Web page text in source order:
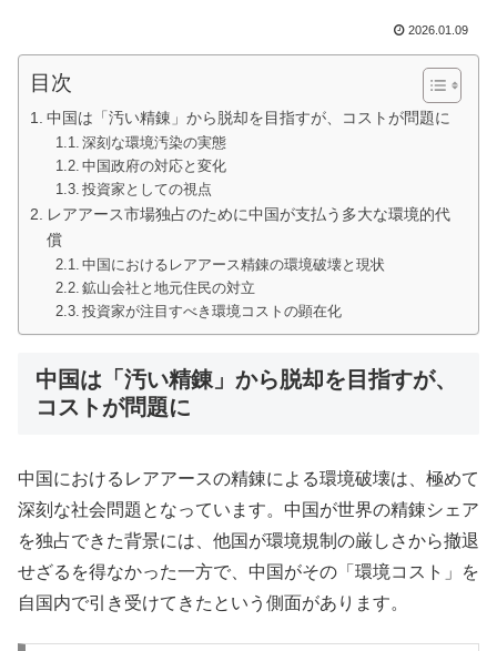
2026.01.09
目次
中国は「汚い精錬」から脱却を目指すが、コストが問題に
深刻な環境汚染の実態
中国政府の対応と変化
投資家としての視点
レアアース市場独占のために中国が支払う多大な環境的代
償
中国におけるレアアース精錬の環境破壊と現状
鉱山会社と地元住民の対立
投資家が注目すべき環境コストの顕在化
中国は「汚い精錬」から脱却を目指すが、
コストが問題に
中国におけるレアアースの精錬による環境破壊は、極めて
深刻な社会問題となっています。中国が世界の精錬シェア
を独占できた背景には、他国が環境規制の厳しさから撤退
せざるを得なかった一方で、中国がその「環境コスト」を
自国内で引き受けてきたという側面があります。